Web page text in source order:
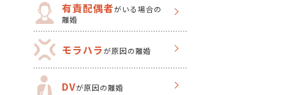
有責配偶者がいる場合の
離婚
モラハラが原因の離婚
DVが原因の離婚